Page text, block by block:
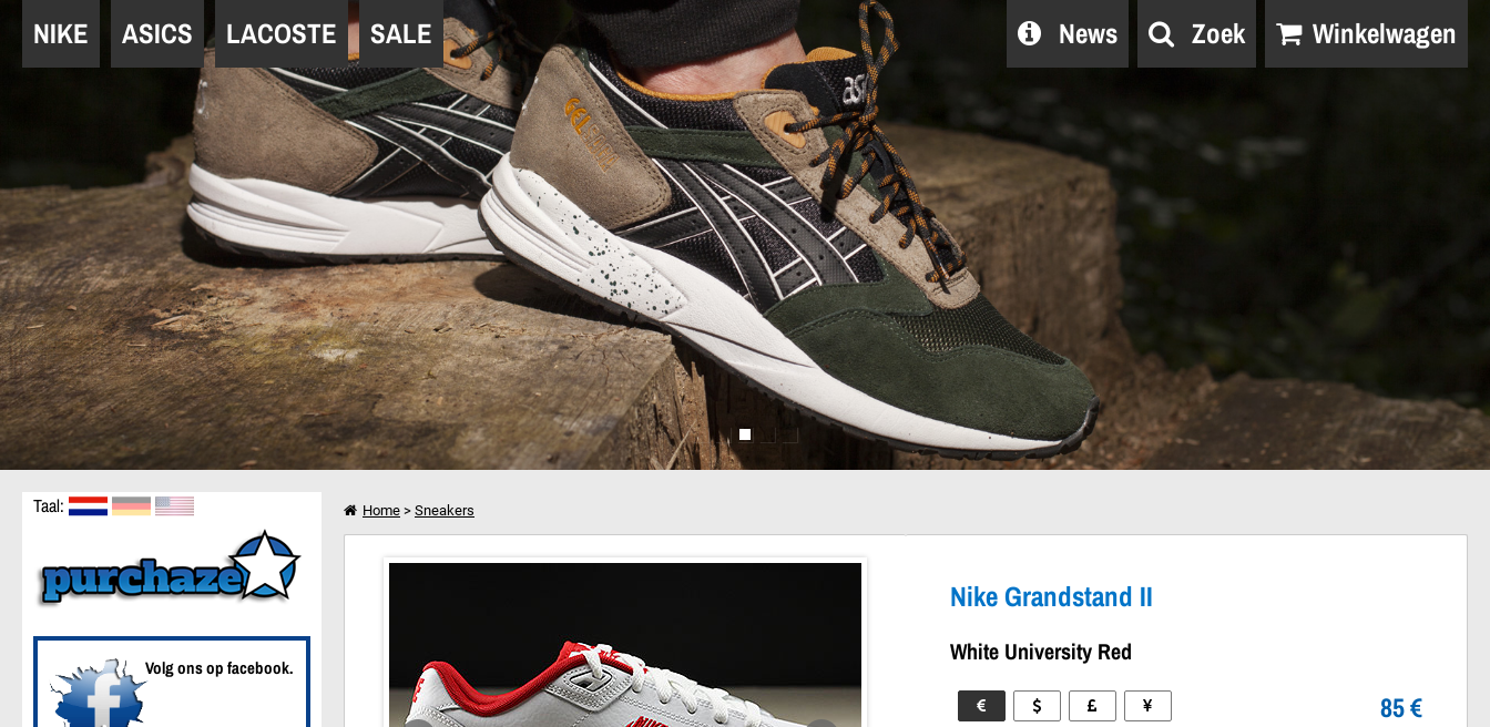
NIKE ASICS LACOSTE SALE News Zoek Winkelwagen
Je winkelwagen is leeg!
Verder winkelen
Taal:
Volg ons op facebook.
Home > Sneakers
Nike Grandstand II White University Red
Nike Grandstand II
White University Red
85 €